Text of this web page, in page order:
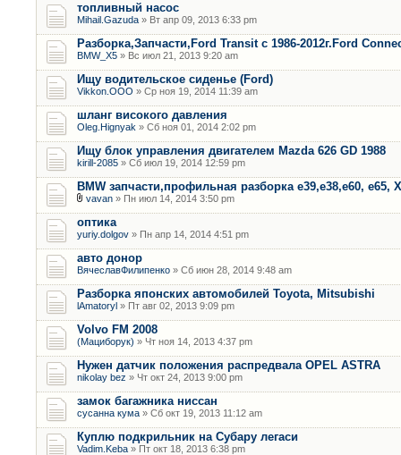
топливный насос
Mihail.Gazuda » Вт апр 09, 2013 6:33 pm
Разборка,Запчасти,Ford Transit с 1986-2012г.Ford
BMW_X5 » Вс июл 21, 2013 9:20 am
Ищу водительское сиденье (Ford)
Vikkon.OOO » Ср ноя 19, 2014 11:39 am
шланг високого давления
Oleg.Hignyak » Сб ноя 01, 2014 2:02 pm
Ищу блок управления двигателем Mazda 626 GD 1988
kirill-2085 » Сб июл 19, 2014 12:59 pm
BMW запчасти,профильная разборка е39,е38,е60, е65,
vavan » Пн июл 14, 2014 3:50 pm
оптика
yuriy.dolgov » Пн апр 14, 2014 4:51 pm
авто донор
ВячеславФилипенко » Сб июн 28, 2014 9:48 am
Разборка японских автомобилей Toyota, Mitsubishi
lAmatoryl » Пт авг 02, 2013 9:09 pm
Volvo FM 2008
(Мациборук) » Чт ноя 14, 2013 4:37 pm
Нужен датчик положения распредвала OPEL ASTRA
nikolay bez » Чт окт 24, 2013 9:00 pm
замок багажника ниссан
сусанна кума » Сб окт 19, 2013 11:12 am
Куплю подкрильник на Субару легаси
Vadim.Keba » Пт окт 18, 2013 6:38 pm